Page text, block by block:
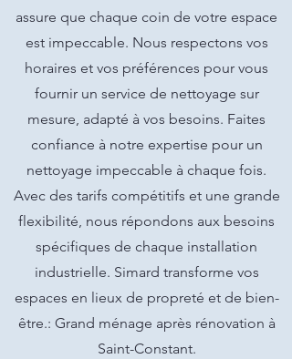
assure que chaque coin de votre espace
est impeccable. Nous respectons vos
horaires et vos préférences pour vous
fournir un service de nettoyage sur
mesure, adapté à vos besoins. Faites
confiance à notre expertise pour un
nettoyage impeccable à chaque fois.
Avec des tarifs compétitifs et une grande
flexibilité, nous répondons aux besoins
spécifiques de chaque installation
industrielle. Simard transforme vos
espaces en lieux de propreté et de bien-
être.: Grand ménage après rénovation à
Saint-Constant.